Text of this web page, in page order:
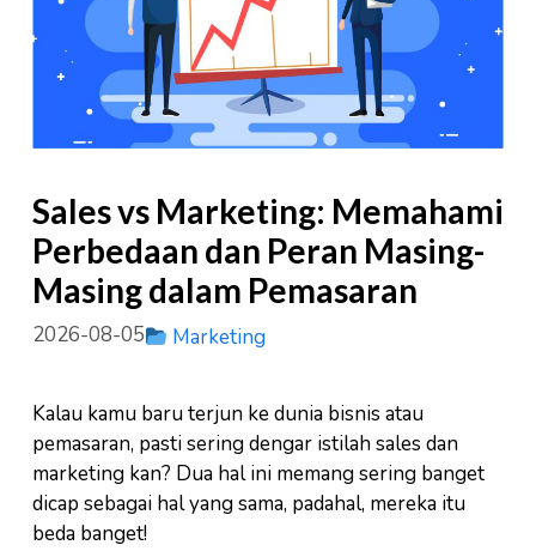
Sales vs Marketing: Memahami
Perbedaan dan Peran Masing-
Masing dalam Pemasaran
2026-08-05 Marketing
Kalau kamu baru terjun ke dunia bisnis atau
pemasaran, pasti sering dengar istilah sales dan
marketing kan? Dua hal ini memang sering banget
dicap sebagai hal yang sama, padahal, mereka itu
beda banget!